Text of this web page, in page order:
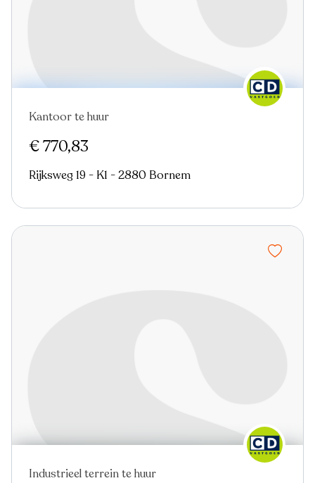
Virtual tour
Kantoor te huur
€ 770,83
Rijksweg 19 - K1 - 2880 Bornem
Virtual tour
Industrieel terrein te huur